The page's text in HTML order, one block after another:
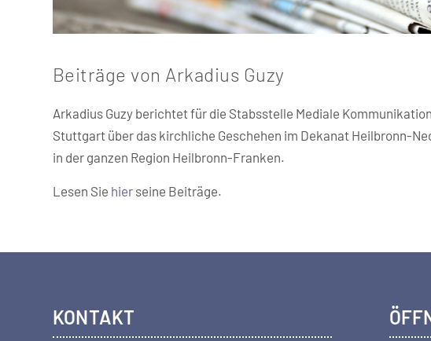
Beiträge von Arkadius Guzy
Arkadius Guzy berichtet für die Stabsstelle Mediale
Stuttgart über das kirchliche Geschehen im Dekanat Heilbronn-
in der ganzen Region Heilbronn-Franken.
Lesen Sie hier seine Beiträge.
KONTAKT